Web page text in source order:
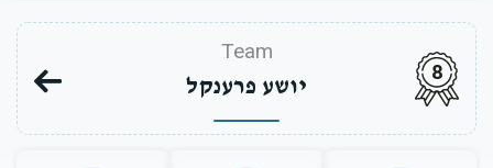
Team
יושע פרענקל
8